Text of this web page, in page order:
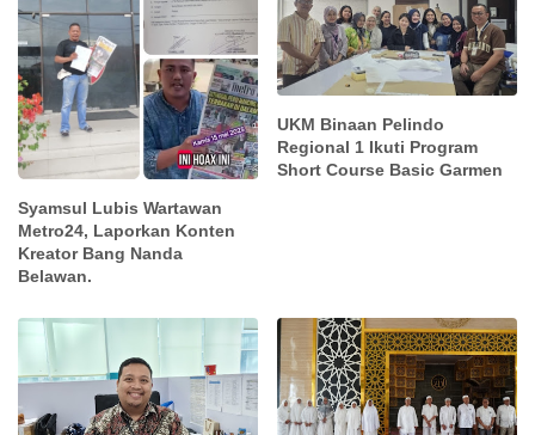
Syamsul Lubis Wartawan
Metro24, Laporkan Konten
Kreator Bang Nanda
Belawan.
UKM Binaan Pelindo
Regional 1 Ikuti Program
Short Course Basic Garmen